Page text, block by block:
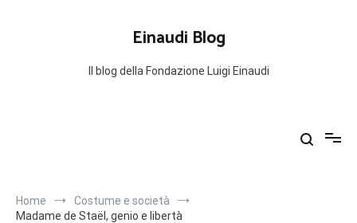
Einaudi Blog
Il blog della Fondazione Luigi Einaudi
Home
Costume e società
Madame de Staël, genio e libertà